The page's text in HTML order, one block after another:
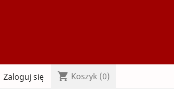
Zaloguj się shopping_cart Koszyk (0)